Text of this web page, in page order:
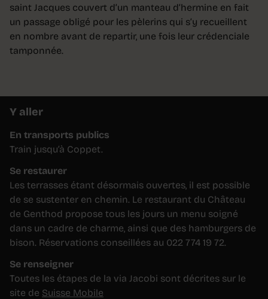
saint Jacques couvert d’un manteau d’hermine en fait
un passage obligé pour les pèlerins qui s’y recueillent
en nombre avant de repartir, une fois leur crédenciale
tamponnée.
Y aller
En transports publics
Train jusqu’à Coppet.
Se restaurer
Les terrasses étant désormais ouvertes, il est possible
de se sustenter en chemin. Le restaurant du Château
de Genthod propose tous les jours un menu soigné
dans un cadre de charme, ainsi que des hamburgers de
bison. Réservations conseillées au 022 774 19 72.
Se renseigner
Toutes les étapes de la via Jacobi sont décrites sur le
site de Suisse Mobile